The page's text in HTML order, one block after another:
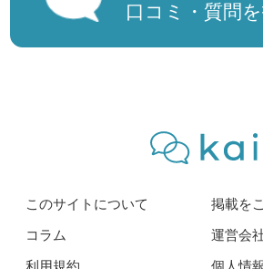
口コミ・質問
このサイトについて
掲載を
コラム
運営会
利用規約
個人情